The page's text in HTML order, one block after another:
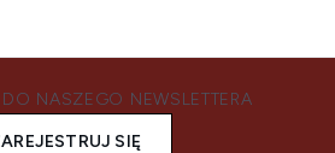
NASZEGO NEWSLETTERA
SIĘ